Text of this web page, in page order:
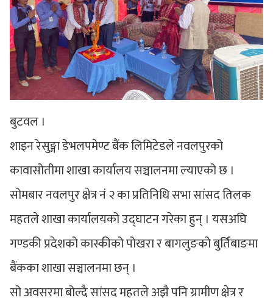
बुटवल ।
शाइन रेसुङ्गा डेभलपमेण्ट बैंक लिमिटेडले नवलपुरको
कावासोतीमा शाखा कार्यालय सञ्चालनमा ल्याएको छ ।
सोमबार नवलपुर क्षेत्र नंं २ का प्रतिनिधि सभा सांसद तिलक
महतले शाखा कार्यालयको उद्घाटन गरेका हुन् । यसअघि
गण्डकी प्रदेशको कास्कीको पोखरा र बागलुङको बुर्तिबाङमा
बैंकका शाखा सञ्चालनमा छन् ।
सो अवसरमा बोल्दै सांसद महतले अझै पनि ग्रामीण क्षेत्र र